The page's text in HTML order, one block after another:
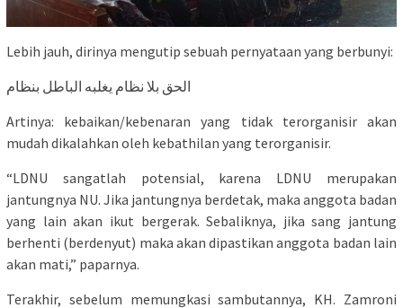
Lebih jauh, dirinya mengutip sebuah pernyataan yang berbunyi:
الحق بلا نظام يغلبه الباطل بنظام
Artinya: kebaikan/kebenaran yang tidak terorganisir akan
mudah dikalahkan oleh kebathilan yang terorganisir.
“LDNU sangatlah potensial, karena LDNU merupakan
jantungnya NU. Jika jantungnya berdetak, maka anggota badan
yang lain akan ikut bergerak. Sebaliknya, jika sang jantung
berhenti (berdenyut) maka akan dipastikan anggota badan lain
akan mati,” paparnya.
Terakhir, sebelum memungkasi sambutannya, KH. Zamroni